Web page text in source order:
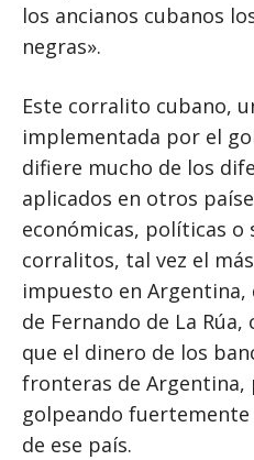
los ancianos cubanos
negras».
Este corralito cubano,
implementada por el
difiere mucho de los
aplicados en otros
económicas, políticas o
corralitos, tal vez el
impuesto en
de Fernando de La
que el dinero de los
fronteras de
golpeando fuertemente
de ese país.